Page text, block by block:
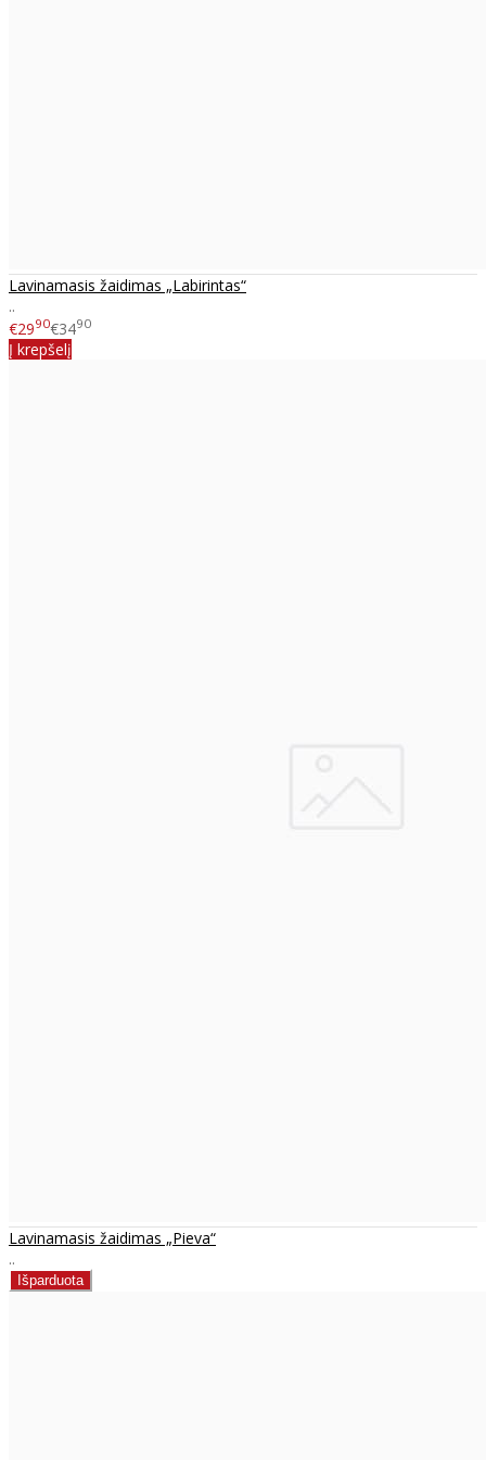
Lavinamasis žaidimas „Labirintas“
..
€2990€3490
Į krepšelį
Lavinamasis žaidimas „Pieva“
..